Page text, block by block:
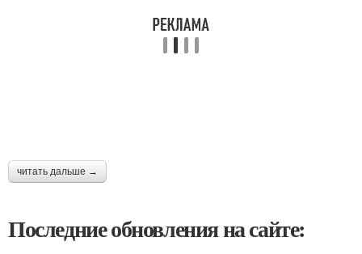
читать дальше →
Последние обновления на сайте: